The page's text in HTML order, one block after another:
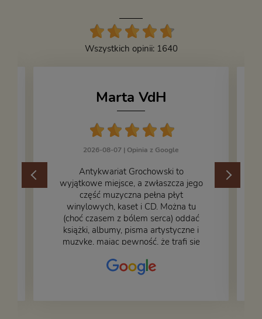
Wszystkich opinii: 1640
Marta VdH
2026-08-07 | Opinia z Google
​Antykwariat Grochowski to
wyjątkowe miejsce, a zwłaszcza jego
część muzyczna pełna płyt
winylowych, kaset i CD. Można tu
(choć czasem z bólem serca) oddać
książki, albumy, pisma artystyczne i
muzykę, mając pewność, że trafi się
– nasze książki w trakcie
przepakowywania. Część oddaliśmy